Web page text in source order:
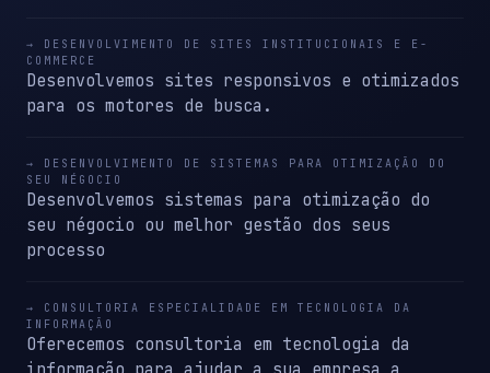
→ DESENVOLVIMENTO DE SITES INSTITUCIONAIS E E-
COMMERCE
Desenvolvemos sites responsivos e otimizados
para os motores de busca.
→ DESENVOLVIMENTO DE SISTEMAS PARA OTIMIZAÇÃO DO
SEU NÉGOCIO
Desenvolvemos sistemas para otimização do
seu négocio ou melhor gestão dos seus
processo
→ CONSULTORIA ESPECIALIDADE EM TECNOLOGIA DA
INFORMAÇÃO
Oferecemos consultoria em tecnologia da